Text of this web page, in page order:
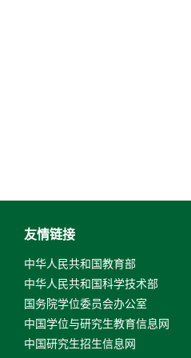
友情链接
中华人民共和国教育部
中华人民共和国科学技术部
国务院学位委员会办公室
中国学位与研究生教育信息网
中国研究生招生信息网